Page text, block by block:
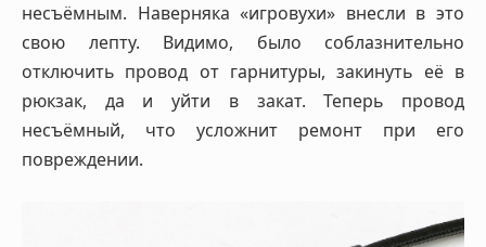
несъёмным. Наверняка «игровухи» внесли в это
свою лепту. Видимо, было соблазнительно
отключить провод от гарнитуры, закинуть её в
рюкзак, да и уйти в закат. Теперь провод
несъёмный, что усложнит ремонт при его
повреждении.